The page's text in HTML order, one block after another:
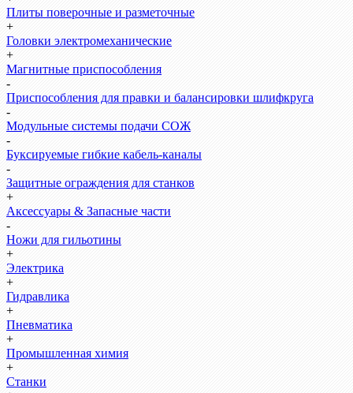
Плиты поверочные и разметочные
+
Головки электромеханические
+
Магнитные приспособления
-
Приспособления для правки и балансировки шлифкруга
-
Модульные системы подачи СОЖ
-
Буксируемые гибкие кабель-каналы
-
Защитные ограждения для станков
+
Аксессуары & Запасные части
-
Ножи для гильотины
+
Электрика
+
Гидравлика
+
Пневматика
+
Промышленная химия
+
Станки